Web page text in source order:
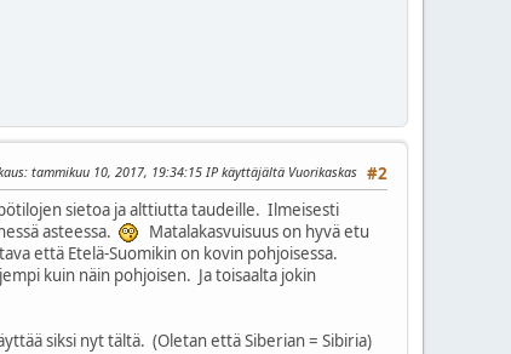
#2
: tammikuu 10, 2017, 19:34:15 IP käyttäjältä Vuorikaskas
sietoa ja alttiutta taudeille. Ilmeisesti
asteessa.
Matalakasvuisuus on hyvä etu
että Etelä-Suomikin on kovin pohjoisessa.
kuin näin pohjoisen. Ja toisaalta jokin
siksi nyt tältä. (Oletan että Siberian = Sibiria)